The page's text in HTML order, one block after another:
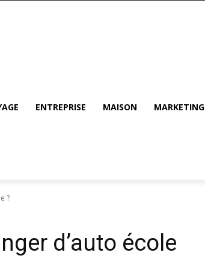
ENTREPRISE MAISON MARKETING
?
d’auto école